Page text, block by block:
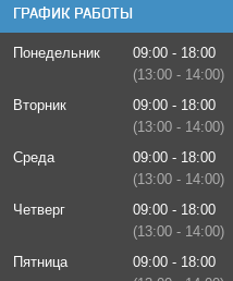
ГРАФИК РАБОТЫ
Понедельник 09:00
18:00
13:00
14:00
Вторник
09:00
18:00
13:00
14:00
Среда
09:00
18:00
13:00
14:00
Четверг
09:00
18:00
13:00
14:00
Пятница
09:00
18:00